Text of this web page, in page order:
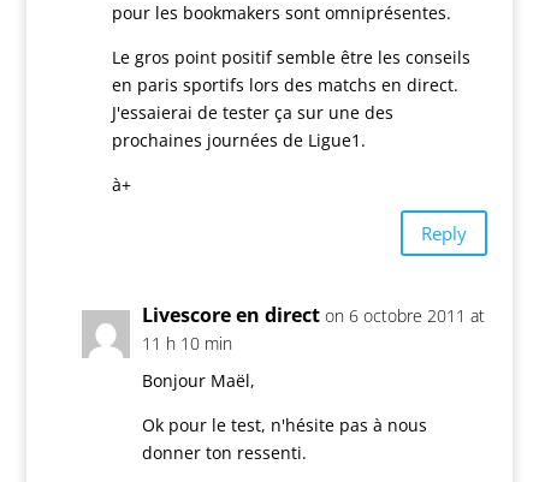
pour les bookmakers sont omniprésentes.
Le gros point positif semble être les conseils
en paris sportifs lors des matchs en direct.
J'essaierai de tester ça sur une des
prochaines journées de Ligue1.
à+
Reply
Livescore en direct on 6 octobre 2011 at
11 h 10 min
Bonjour Maël,
Ok pour le test, n'hésite pas à nous
donner ton ressenti.